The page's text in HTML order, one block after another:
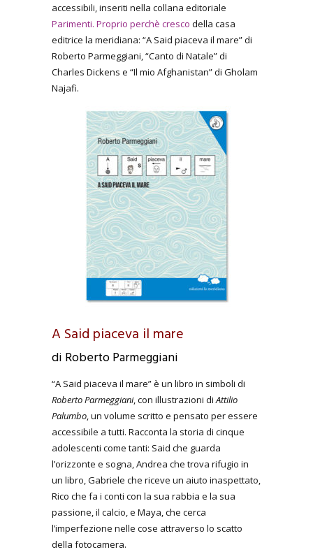
accessibili, inseriti nella collana editoriale
Parimenti. Proprio perchè cresco della casa
editrice la meridiana: “A Said piaceva il mare” di
Roberto Parmeggiani, “Canto di Natale” di
Charles Dickens e “Il mio Afghanistan” di Gholam
Najafi.
A Said piaceva il mare
di Roberto Parmeggiani
“A Said piaceva il mare” è un libro in simboli di
Roberto Parmeggiani, con illustrazioni diAttilio
Palumbo, un volume scritto e pensato per essere
accessibile a tutti. Racconta la storia di cinque
adolescenti come tanti: Said che guarda
l’orizzonte e sogna, Andrea che trova rifugio in
un libro, Gabriele che riceve un aiuto inaspettato,
Rico che fa i conti con la sua rabbia e la sua
passione, il calcio, e Maya, che cerca
l’imperfezione nelle cose attraverso lo scatto
della fotocamera.